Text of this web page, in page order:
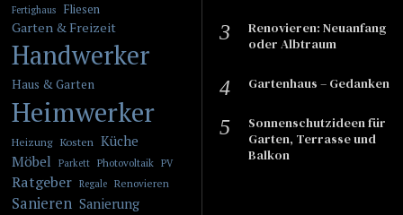
Fertighaus
Fliesen
Garten & Freizeit
Handwerker
Haus & Garten
Heimwerker
Heizung Kosten Küche
Möbel Parkett Photovoltaik PV
Ratgeber Regale Renovieren
Sanieren Sanierung
​​Renovieren: Neuanfang
oder Albtraum
Gartenhaus – Gedanken
Sonnenschutzideen für
Garten, Terrasse und
Balkon